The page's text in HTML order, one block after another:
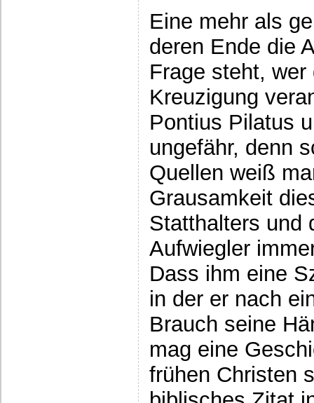
Eine mehr als
deren Ende die
Frage steht,
Kreuzigung
Pontius Pilatus
ungefähr, denn
Quellen weiß
Grausamkeit
Statthalters und
Aufwiegler
Dass ihm eine
in der er nach
Brauch seine
mag eine
frühen Christen